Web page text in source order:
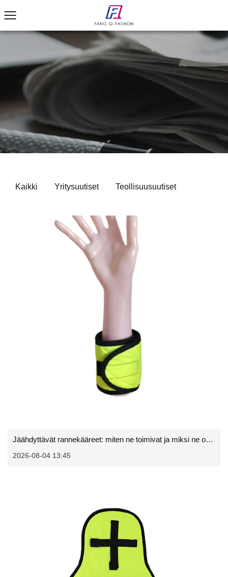
Kaikki Yritysuutiset Teollisuusuutiset
Jäähdyttävät rannekääreet: miten ne toimivat ja miksi ne ovat välttämättömiä kuntosalilaukussa
2026-08-04 13:45